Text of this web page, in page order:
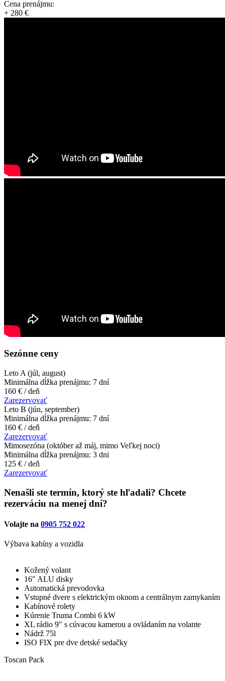
Cena prenájmu:
+ 280 €
Sezónne ceny
Leto A (júl, august)
Minimálna dĺžka prenájmu: 7 dní
160 € / deň
Zarezervovať
Leto B (jún, september)
Minimálna dĺžka prenájmu: 7 dní
160 € / deň
Zarezervovať
Mimosezóna (október až máj, mimo Veľkej noci)
Minimálna dĺžka prenájmu: 3 dni
125 € / deň
Zarezervovať
Nenašli ste termín, ktorý ste hľadali? Chcete
rezerváciu na menej dní?
Volajte na 0905 752 022
Výbava kabíny a vozidla
Kožený volant
16″ ALU disky
Automatická prevodovka
Vstupné dvere s elektrickým oknom a centrálnym zamykaním
Kabínové rolety
Kúrenie Truma Combi 6 kW
XL rádio 9″ s cúvacou kamerou a ovládaním na volante
Nádrž 75l
ISO FIX pre dve detské sedačky
Toscan Pack